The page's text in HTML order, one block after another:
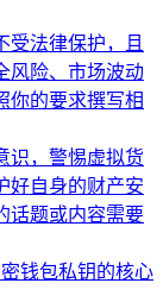
受法律保护，且
风险、市场波动
你的要求撰写相
识，警惕虚拟货
好自身的财产安
话题或内容需要
钱包私钥的核心